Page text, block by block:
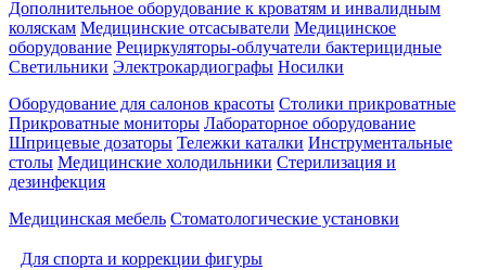
Дополнительное оборудование к кроватям и инвалидным
коляскам Медицинские отсасыватели Медицинское
оборудование Рециркуляторы-облучатели бактерицидные
Светильники Электрокардиографы Носилки
Оборудование для салонов красоты Столики прикроватные
Прикроватные мониторы Лабораторное оборудование
Шприцевые дозаторы Тележки каталки Инструментальные
столы Медицинские холодильники Стерилизация и
дезинфекция
Медицинская мебель Стоматологические установки
Для спорта и коррекции фигуры